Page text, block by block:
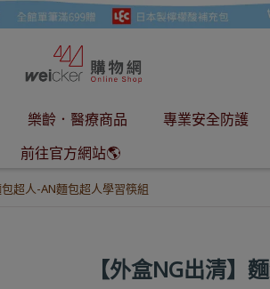
樂齡．醫療商品
專業安全防護
前往官方網站🌎
包超人-AN麵包超人學習筷組
【外盒NG出清】